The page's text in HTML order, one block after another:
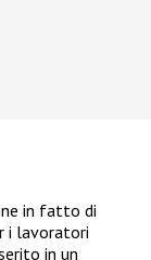
in fatto di
i lavoratori
in un